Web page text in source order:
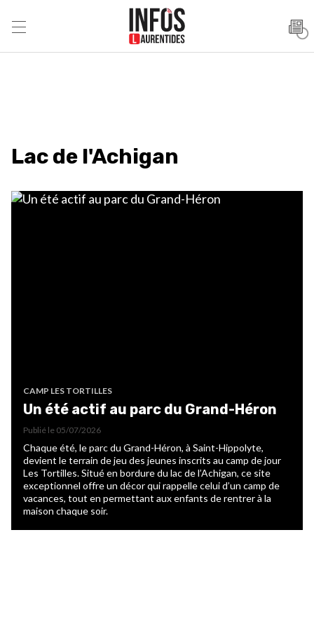
Lac de l'Achigan
CAMP LES TORTILLES
Un été actif au parc du Grand-Héron
Publié le 05/07/2026
Chaque été, le parc du Grand-Héron, à Saint-Hippolyte,
devient le terrain de jeu des jeunes inscrits au camp de jour
Les Tortilles. Situé en bordure du lac de l’Achigan, ce site
exceptionnel offre un décor qui rappelle celui d’un camp de
vacances, tout en permettant aux enfants de rentrer à la
maison chaque soir.